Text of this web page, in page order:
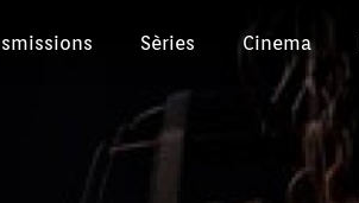
Sèries Cinema